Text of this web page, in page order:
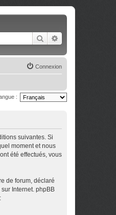
Rechercher
Connexion
:
suivantes. Si
moment et nous
été effectués, vous
de forum, déclaré
Internet. phpBB